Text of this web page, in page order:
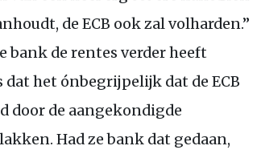
de ECB ook zal volharden.”
bank de rentes verder heeft
dat het ónbegrijpelijk dat de ECB
door de aangekondigde
Had ze bank dat gedaan,